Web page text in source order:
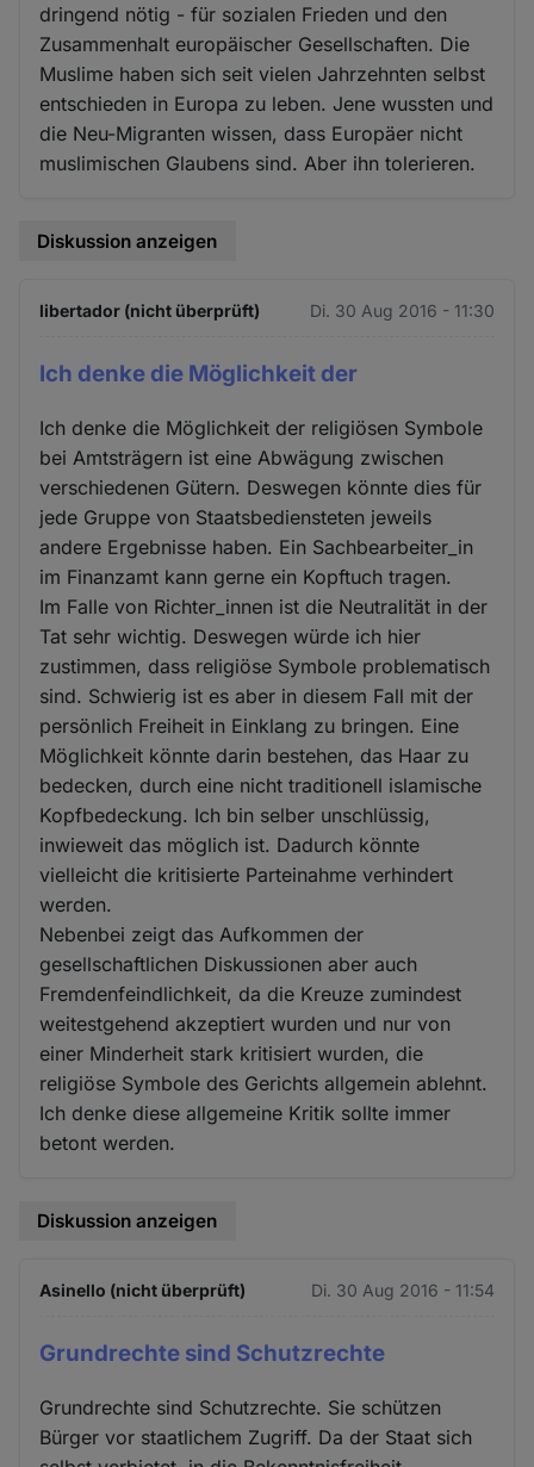
dringend nötig - für sozialen Frieden und den
Zusammenhalt europäischer Gesellschaften. Die
Muslime haben sich seit vielen Jahrzehnten selbst
entschieden in Europa zu leben. Jene wussten und
die Neu-Migranten wissen, dass Europäer nicht
muslimischen Glaubens sind. Aber ihn tolerieren.
Diskussion anzeigen
libertador (nicht überprüft) Di. 30 Aug 2016 - 11:30
Ich denke die Möglichkeit der
Ich denke die Möglichkeit der religiösen Symbole
bei Amtsträgern ist eine Abwägung zwischen
verschiedenen Gütern. Deswegen könnte dies für
jede Gruppe von Staatsbediensteten jeweils
andere Ergebnisse haben. Ein Sachbearbeiter_in
im Finanzamt kann gerne ein Kopftuch tragen.
Im Falle von Richter_innen ist die Neutralität in der
Tat sehr wichtig. Deswegen würde ich hier
zustimmen, dass religiöse Symbole problematisch
sind. Schwierig ist es aber in diesem Fall mit der
persönlich Freiheit in Einklang zu bringen. Eine
Möglichkeit könnte darin bestehen, das Haar zu
bedecken, durch eine nicht traditionell islamische
Kopfbedeckung. Ich bin selber unschlüssig,
inwieweit das möglich ist. Dadurch könnte
vielleicht die kritisierte Parteinahme verhindert
werden.
Nebenbei zeigt das Aufkommen der
gesellschaftlichen Diskussionen aber auch
Fremdenfeindlichkeit, da die Kreuze zumindest
weitestgehend akzeptiert wurden und nur von
einer Minderheit stark kritisiert wurden, die
religiöse Symbole des Gerichts allgemein ablehnt.
Ich denke diese allgemeine Kritik sollte immer
betont werden.
Diskussion anzeigen
Asinello (nicht überprüft) Di. 30 Aug 2016 - 11:54
Grundrechte sind Schutzrechte
Grundrechte sind Schutzrechte. Sie schützen
Bürger vor staatlichem Zugriff. Da der Staat sich